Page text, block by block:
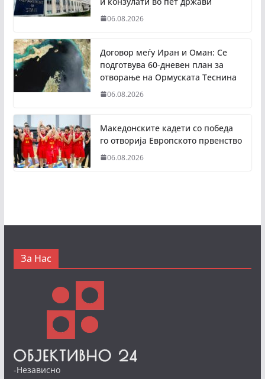
06.08.2026
Договор меѓу Иран и Оман: Се
подготвува 60-дневен план за
отворање на Ормуската Теснина
06.08.2026
Македонските кадети со победа
го отворија Европското првенство
06.08.2026
За Нас
-Независно